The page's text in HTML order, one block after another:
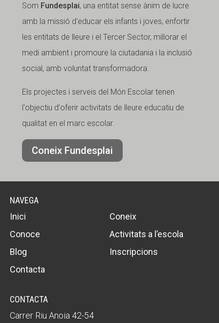
Som Fundesplai, una entitat sense ànim de lucre
amb la missió d'educar els infants i joves, enfortir
les entitats de lleure i el Tercer Sector, millorar el
medi ambient i promoure la ciutadania i la inclusió
social, amb voluntat transformadora.
Els projectes i serveis del Món Escolar tenen
l'objectiu d'oferir activitats de lleure educatiu de
qualitat en el marc escolar.
Coneix Fundesplai
NAVEGA
Inici
Coneix
Conoce
Activitats a l’escola
Blog
Inscripcions
Contacta
CONTACTA
Carrer Riu Anoia 42-54